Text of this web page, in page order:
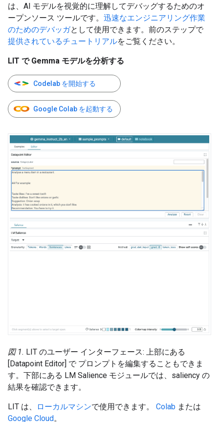
は、AI モデルを視覚的に理解してデバッグするためのオ
ープンソース ツールです。 迅速なエンジニアリング作業
のためのデバッガとして使用できます。前のステップで
提供されているチュートリアルをご覧ください。
LIT で Gemma モデルを分析する
Codelab を開始する
Google Colab を起動する
図 1. LIT のユーザー インターフェース: 上部にある
[Datapoint Editor] で プロンプトを編集することもできま
す。下部にある LM Salience モジュールでは、saliency の
結果を確認できます。
LIT は、 ローカルマシンで使用できます。 Colab または
Google Cloud。